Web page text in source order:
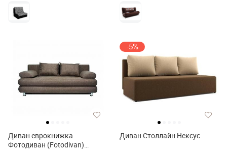
Диван еврокнижка
Фотодиван (Fotodivan)
-5%
Диван Столлайн Нексус